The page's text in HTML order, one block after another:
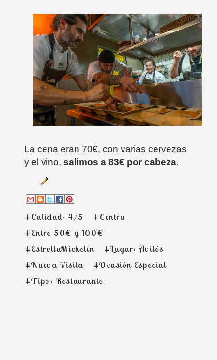
La cena eran 70€, con varias cervezas
y el vino, salimos a 83€ por cabeza.
#Calidad: 4/5
#Centru
#Entre 50€ y 100€
#EstrellaMichelín
#Lugar: Avilés
#Nueva Visita
#Ocasión Especial
#Tipo: Restaurante